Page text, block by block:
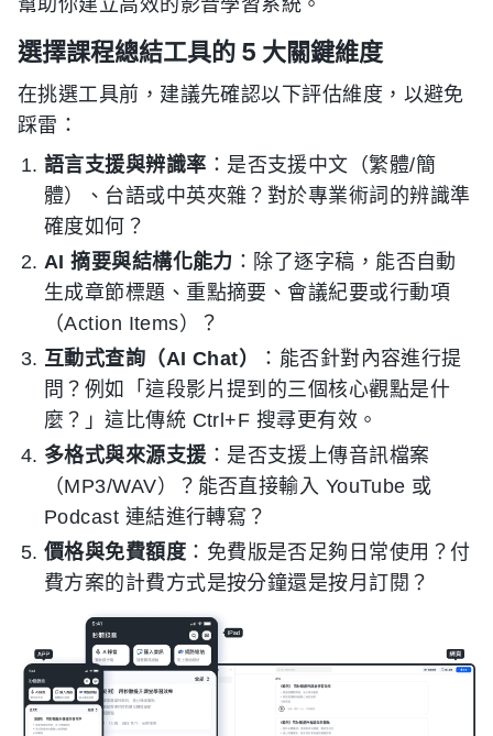
幫助你建立高效的影音學習系統。
選擇課程總結工具的 5 大關鍵維度
在挑選工具前，建議先確認以下評估維度，以避免
踩雷：
語言支援與辨識率 ：是否支援中文（繁體/簡
體）、台語或中英夾雜？對於專業術詞的辨識準
確度如何？
AI 摘要與結構化能力 ：除了逐字稿，能否自動
生成章節標題、重點摘要、會議紀要或行動項
（Action Items）？
互動式查詢（AI Chat）
：能否針對內容進行提
問？例如「這段影片提到的三個核心觀點是什
麼？」這比傳統 Ctrl+F 搜尋更有效。
多格式與來源支援 ：是否支援上傳音訊檔案
（MP3/WAV）？能否直接輸入 YouTube 或
Podcast 連結進行轉寫？
價格與免費額度 ：免費版是否足夠日常使用？付
費方案的計費方式是按分鐘還是按月訂閱？